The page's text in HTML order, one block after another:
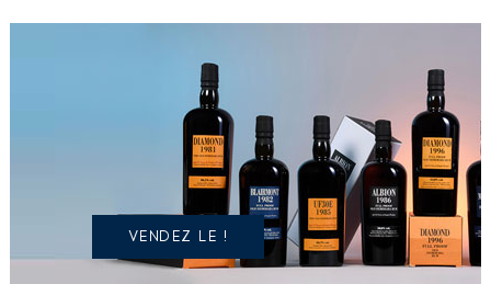
POSSÉDEZ
SPIRITUEUX
IDENTIQUE
VENDEZ LE !